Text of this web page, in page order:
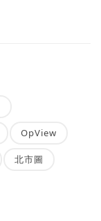
OpView
北市圖